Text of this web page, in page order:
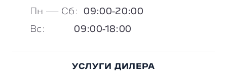
Пн — Сб: 09:00-20:00
Вc: 09:00-18:00
УСЛУГИ ДИЛЕРА